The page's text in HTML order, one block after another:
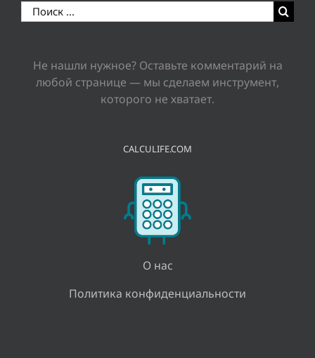
Результат
поиска:
Не нашли нужное? Оставьте комментарий на
любой странице — мы сделаем инструмент,
которого не хватает.
CALCULIFE.COM
О нас
Политика конфиденциальности